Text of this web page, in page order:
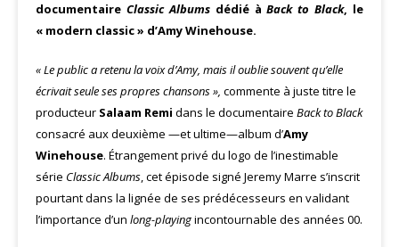
documentaire Classic Albumsdédié àBack to Black, le
« modern classic » d’Amy Winehouse.
« Le public a retenu la voix d’Amy, mais il oublie souvent qu’elle
écrivait seule ses propres chansons », commente à juste titre le
producteur Salaam Remi dans le documentaire Back to Black
consacré aux deuxième —et ultime—album d’Amy
Winehouse. Étrangement privé du logo de l’inestimable
série Classic Albums, cet épisode signé Jeremy Marre s’inscrit
pourtant dans la lignée de ses prédécesseurs en validant
l’importance d’un long-playingincontournable des années 00.